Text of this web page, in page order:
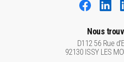
Nous
D112 56 Rue
92130 ISSY LES